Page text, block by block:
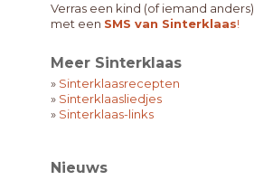
Verras een kind (of iemand anders)
met een SMS van Sinterklaas!
Meer Sinterklaas
» Sinterklaasrecepten
» Sinterklaasliedjes
» Sinterklaas-links
Nieuws